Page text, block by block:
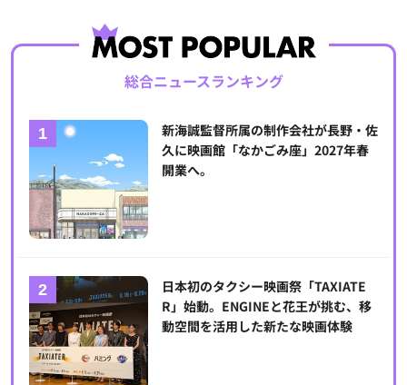
総合ニュースランキング
新海誠監督所属の制作会社が長野・佐
久に映画館「なかごみ座」2027年春
開業へ。
日本初のタクシー映画祭「TAXIATE
R」始動。ENGINEと花王が挑む、移
動空間を活用した新たな映画体験